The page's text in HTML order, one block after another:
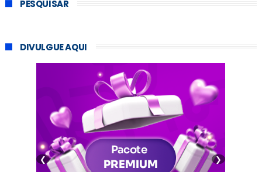
PESQUISAR
DIVULGUE AQUI
❮ ❯